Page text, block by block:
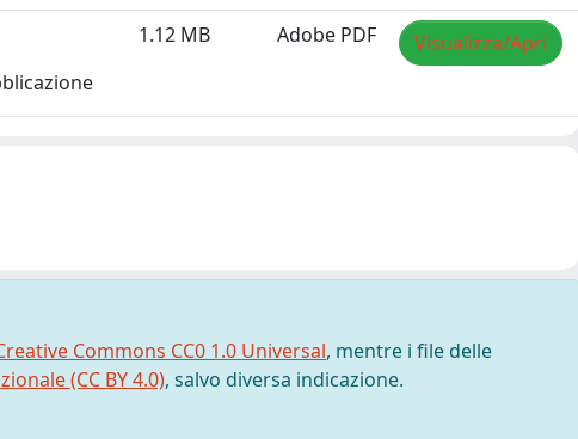
1.12 MB Adobe PDF Visualizza/Apri
Commons CC0 1.0 Universal, mentre i file delle
(CC BY 4.0), salvo diversa indicazione.